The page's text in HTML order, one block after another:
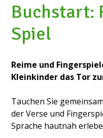
Buchstart:
Spiel
Reime und
Kleinkinder das Tor
Tauchen Sie
der Verse und
Sprache hautnah